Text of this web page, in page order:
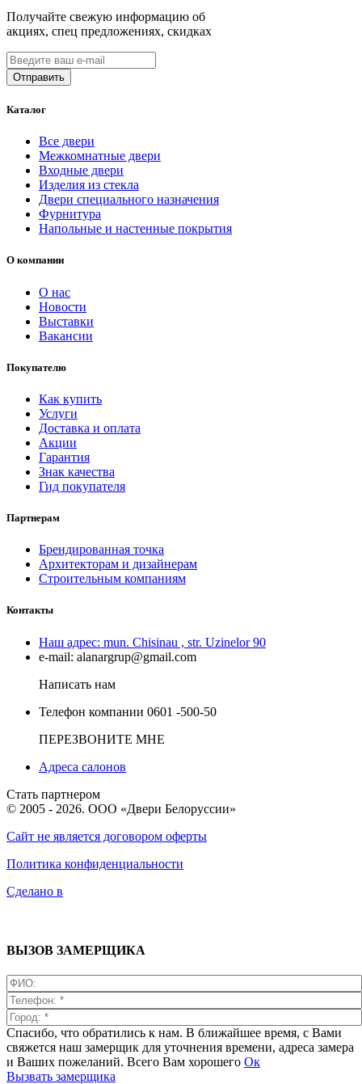
Получайте свежую информацию об
акциях, спец предложениях, скидках
Каталог
Все двери
Межкомнатные двери
Входные двери
Изделия из стекла
Двери специального назначения
Фурнитура
Напольные и настенные покрытия
О компании
О нас
Новости
Выставки
Вакансии
Покупателю
Как купить
Услуги
Доставка и оплата
Акции
Гарантия
Знак качества
Гид покупателя
Партнерам
Брендированная точка
Архитекторам и дизайнерам
Строительным компаниям
Контакты
Наш адрес: mun. Chisinau , str. Uzinelor 90
e-mail: alanargrup@gmail.com
Написать нам
Телефон компании 0601 -500-50
ПЕРЕЗВОНИТЕ МНЕ
Адреса салонов
Стать партнером
© 2005 - 2026. ООО «Двери Белоруссии»
Сайт не является договором оферты
Политика конфиденциальности
Сделано в
ВЫЗОВ ЗАМЕРЩИКА
Спасибо, что обратились к нам. В ближайшее время, с Вами
свяжется наш замерщик для уточнения времени, адреса замера
и Ваших пожеланий. Всего Вам хорошего Ок
Вызвать замерщика